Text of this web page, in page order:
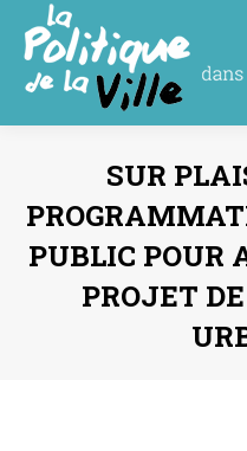
SUR
PUBLIC POUR
PROJET